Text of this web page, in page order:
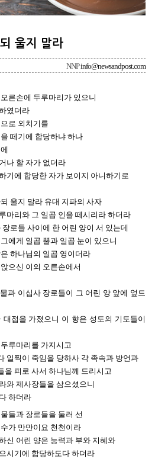
울지 말라
NNPinfo@newsandpost.com
른손에 두루마리가 있으니
였더라
로 외치기를
떼기에 합당하냐 하나
나 할 자가 없더라
기에 합당한 자가 보이지 아니하기로
울지 말라 유대 지파의 사자
마리와 그 일곱 인을 떼시리라 하더라
로들 사이에 한 어린 양이 서 있는데
에게 일곱 뿔과 일곱 눈이 있으니
하나님의 일곱 영이더라
으신 이의 오른손에서
과 이십사 장로들이 그 어린 양 앞에 엎드
접을 가졌으니 이 향은 성도의 기도들이
루마리를 가지시고
일찍이 죽임을 당하사 각 족속과 방언과
을 피로 사서 하나님께 드리시고
와 제사장들을 삼으셨으니
하더라
들과 장로들을 둘러 선
가 만만이요 천천이라
신 어린 양은 능력과 부와 지혜와
시기에 합당하도다 하더라